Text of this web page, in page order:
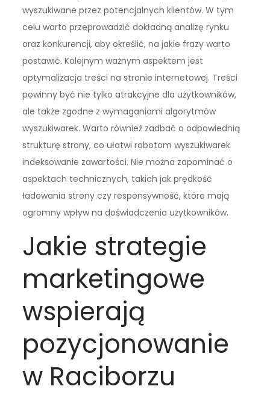
wyszukiwane przez potencjalnych klientów. W tym
celu warto przeprowadzić dokładną analizę rynku
oraz konkurencji, aby określić, na jakie frazy warto
postawić. Kolejnym ważnym aspektem jest
optymalizacja treści na stronie internetowej. Treści
powinny być nie tylko atrakcyjne dla użytkowników,
ale także zgodne z wymaganiami algorytmów
wyszukiwarek. Warto również zadbać o odpowiednią
strukturę strony, co ułatwi robotom wyszukiwarek
indeksowanie zawartości. Nie można zapominać o
aspektach technicznych, takich jak prędkość
ładowania strony czy responsywność, które mają
ogromny wpływ na doświadczenia użytkowników.
Jakie strategie
marketingowe
wspierają
pozycjonowanie
w Raciborzu